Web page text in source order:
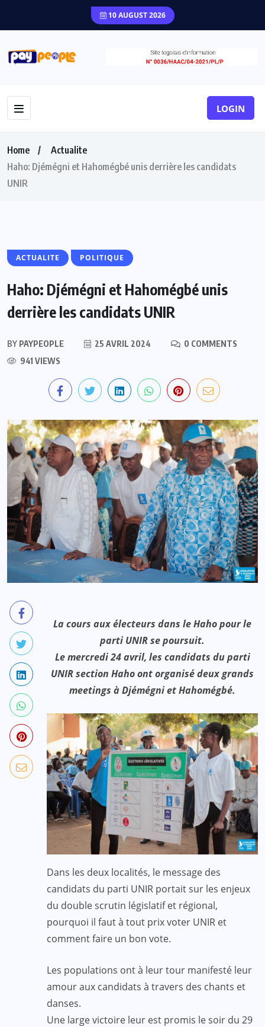
10 AUGUST 2026
LOGIN
Home
Actualite
Haho: Djémégni et Hahomégbé unis derrière les candidats
UNIR
ACTUALITE POLITIQUE
Haho: Djémégni et Hahomégbé unis
derrière les candidats UNIR
BY PAYPEOPLE 25 AVRIL 2024
0 COMMENTS
941 VIEWS
La cours aux électeurs dans le Haho pour le
parti UNIR se poursuit.
Le mercredi 24 avril, les candidats du parti
UNIR section Haho ont organisé deux grands
meetings à Djémégni et Hahomégbé.
Dans les deux localités, le message des
candidats du parti UNIR portait sur les enjeux
du double scrutin législatif et régional,
pourquoi il faut à tout prix voter UNIR et
comment faire un bon vote.
Les populations ont à leur tour manifesté leur
amour aux candidats à travers des chants et
danses.
Une large victoire leur est promis le soir du 29